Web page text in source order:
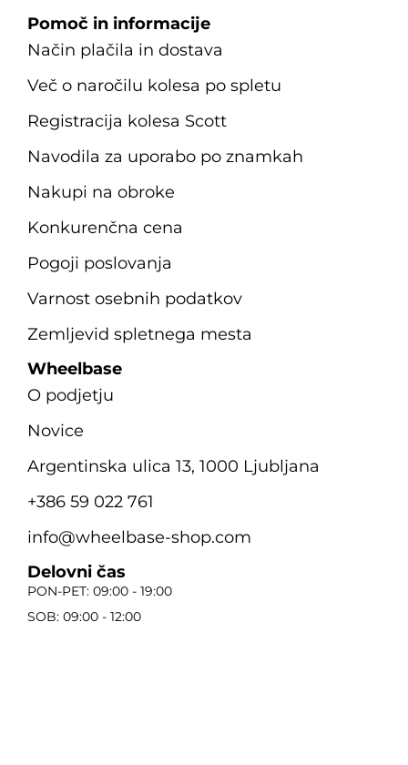
Pomoč in informacije
Način plačila in dostava
Več o naročilu kolesa po spletu
Registracija kolesa Scott
Navodila za uporabo po znamkah
Nakupi na obroke
Konkurenčna cena
Pogoji poslovanja
Varnost osebnih podatkov
Zemljevid spletnega mesta
Wheelbase
O podjetju
Novice
Argentinska ulica 13, 1000 Ljubljana
+386 59 022 761
info@wheelbase-shop.com
Delovni čas
PON-PET: 09:00 - 19:00
SOB: 09:00 - 12:00